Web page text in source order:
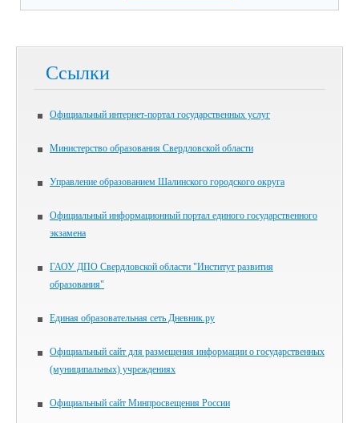
Ссылки
Официальный интернет-портал государственных услуг
Министерство образования Свердловской области
Управление образованием Шалинского городского округа
Официальный информационный портал единого государственного
экзамена
ГАОУ ДПО Свердловской области "Институт развития
образования"
Единая образовательная сеть Дневник.ру
Официальный сайт для размещения информации о государственных
(муниципальных) учреждениях
Официальный сайт Минпросвещения России